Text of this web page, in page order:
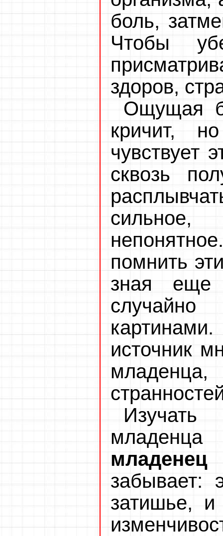
боль,
Чтобы
здоров,
Ощущая
кричит,
чувствует
сквозь
сильное,
помнить
зная еще
источник
младенца
младенец
забывает:
затишье, и